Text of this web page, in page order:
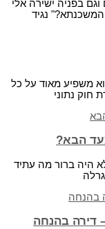
בפניה ישירה אלי
נגיד
האשראי נכנס לתוקפו בשנת 2019 והוא משפיע מאוד על כל
חוק נתוני
הבא?
היה ברור מה עתיד
דירה בהנחה